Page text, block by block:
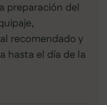
preparación del
recomendado y
hasta el día de la